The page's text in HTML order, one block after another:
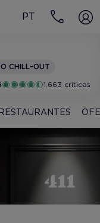
PT
CHILL-OUT
1.663 críticas
RESTAURANTES